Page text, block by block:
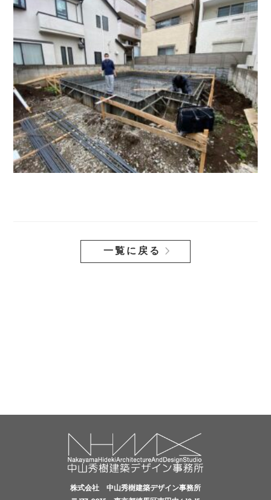
一覧に戻る
株式会社 中山秀樹建築デザイン事務所